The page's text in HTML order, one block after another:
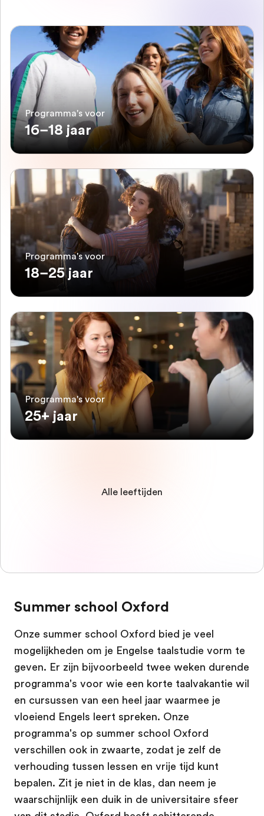
Programma's voor
16–18 jaar
Programma's voor
18–25 jaar
Programma's voor
25+ jaar
Alle leeftijden
Summer school Oxford
Onze summer school Oxford bied je veel
mogelijkheden om je Engelse taalstudie vorm te
geven. Er zijn bijvoorbeeld twee weken durende
programma's voor wie een korte taalvakantie wil
en cursussen van een heel jaar waarmee je
vloeiend Engels leert spreken. Onze
programma's op summer school Oxford
verschillen ook in zwaarte, zodat je zelf de
verhouding tussen lessen en vrije tijd kunt
bepalen. Zit je niet in de klas, dan neem je
waarschijnlijk een duik in de universitaire sfeer